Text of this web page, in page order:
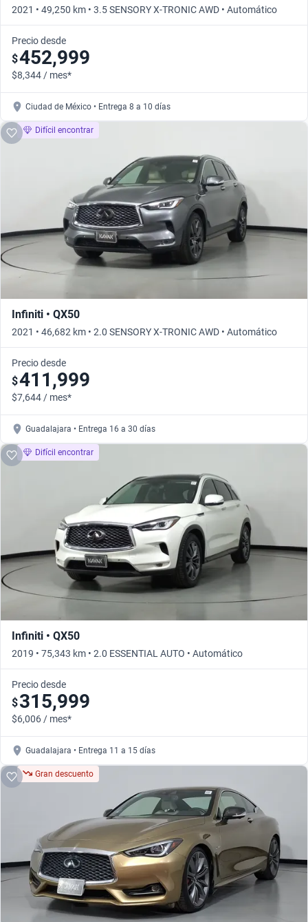
2021 • 49,250 km • 3.5 SENSORY X-TRONIC AWD • Automático
Precio desde
$452,999
$8,344 / mes*
Ciudad de México • Entrega 8 a 10 días
Difícil encontrar
Infiniti • QX50
2021 • 46,682 km • 2.0 SENSORY X-TRONIC AWD • Automático
Precio desde
$411,999
$7,644 / mes*
Guadalajara • Entrega 16 a 30 días
Difícil encontrar
Infiniti • QX50
2019 • 75,343 km • 2.0 ESSENTIAL AUTO • Automático
Precio desde
$315,999
$6,006 / mes*
Guadalajara • Entrega 11 a 15 días
Gran descuento